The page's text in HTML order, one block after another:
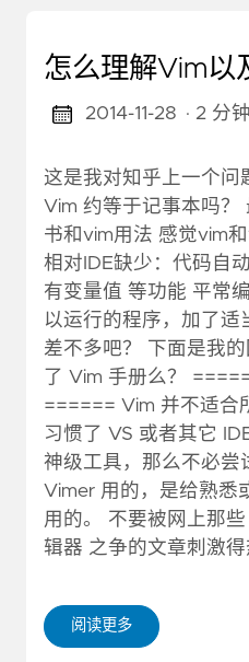
怎么理解Vim以
2014-11-28 · 2 分
这是我对知乎上一个问
Vim 约等于记事本吗？
书和vim用法 感觉vim
相对IDE缺少：代码自
有变量值 等功能 平常
以运行的程序，加了适
差不多吧？ 下面是我
了 Vim 手册么？
====== Vim 并不适合
习惯了 VS 或者其它
神级工具，那么不必尝
Vimer 用的，是给熟悉
用的。 不要被网上那
辑器 之争的文章刺激
阅读更多